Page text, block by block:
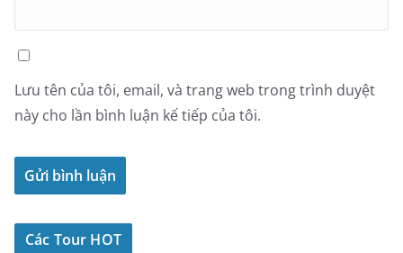
Lưu tên của tôi, email, và trang web trong trình duyệt
này cho lần bình luận kế tiếp của tôi.
Các Tour HOT